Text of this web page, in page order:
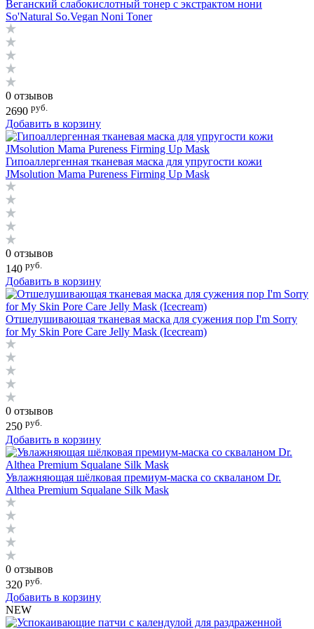
Веганский слабокислотный тонер с экстрактом нони
So'Natural So.Vegan Noni Toner
0 отзывов
2690 руб.
Добавить в корзину
Гипоаллергенная тканевая маска для упругости кожи
JMsolution Mama Pureness Firming Up Mask
0 отзывов
140 руб.
Добавить в корзину
Отшелушивающая тканевая маска для сужения пор I'm Sorry
for My Skin Pore Care Jelly Mask (Icecream)
0 отзывов
250 руб.
Добавить в корзину
Увлажняющая шёлковая премиум-маска со скваланом Dr.
Althea Premium Squalane Silk Mask
0 отзывов
320 руб.
Добавить в корзину
NEW